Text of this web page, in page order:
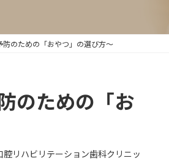
防のための「おやつ」の選び方～
のための「お
リハビリテーション歯科クリニッ